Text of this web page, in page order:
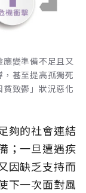
變準備不足且又
甚至提高孤獨死
致鬱」狀況惡化
夠的社會連結
；一旦遭遇疾
因缺乏支持而
下一次面對風